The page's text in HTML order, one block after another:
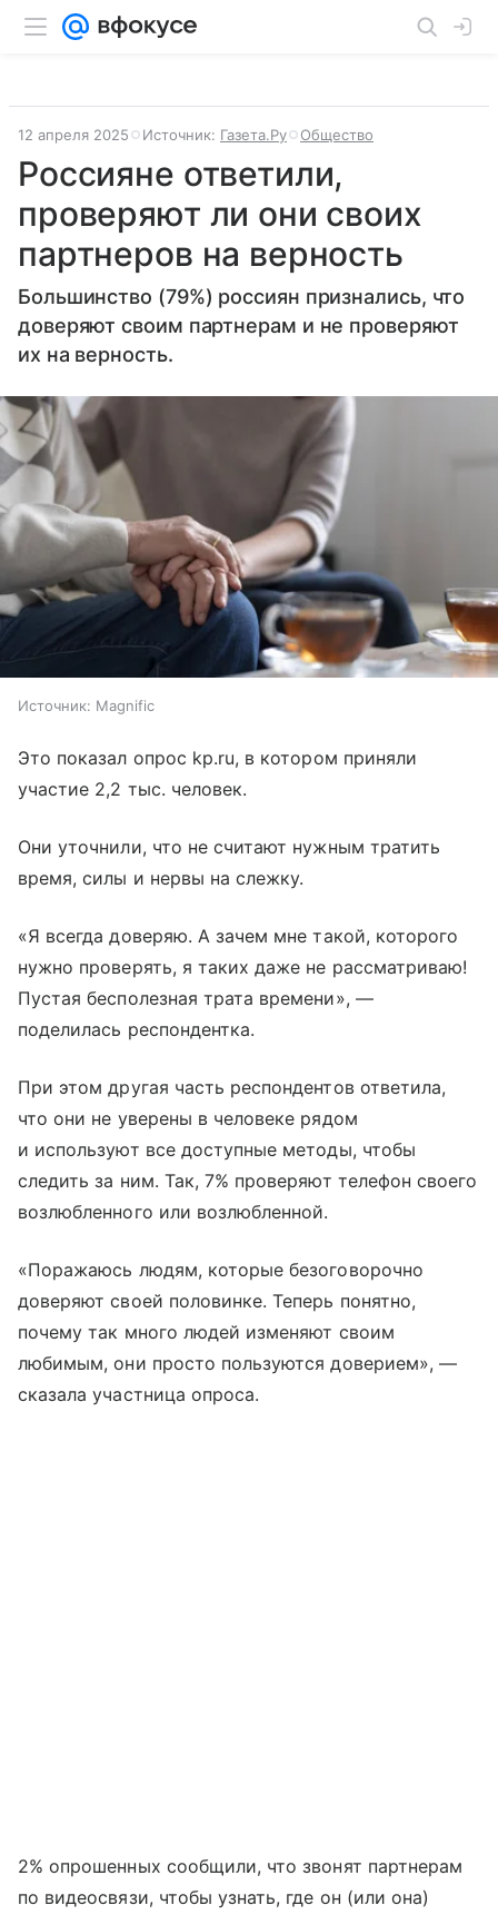
12 апреля 2025 Источник: Газета.Ру Общество
Россияне ответили,
проверяют ли они своих
партнеров на верность
Большинство (79%) россиян признались, что
доверяют своим партнерам и не проверяют
их на верность.
Источник: Magnific
Это показал опрос kp.ru, в котором приняли
участие 2,2 тыс. человек.
Они уточнили, что не считают нужным тратить
время, силы и нервы на слежку.
«Я всегда доверяю. А зачем мне такой, которого
нужно проверять, я таких даже не рассматриваю!
Пустая бесполезная трата времени», —
поделилась респондентка.
При этом другая часть респондентов ответила,
что они не уверены в человеке рядом
и используют все доступные методы, чтобы
следить за ним. Так, 7% проверяют телефон своего
возлюбленного или возлюбленной.
«Поражаюсь людям, которые безоговорочно
доверяют своей половинке. Теперь понятно,
почему так много людей изменяют своим
любимым, они просто пользуются доверием», —
сказала участница опроса.
2% опрошенных сообщили, что звонят партнерам
по видеосвязи, чтобы узнать, где он (или она)